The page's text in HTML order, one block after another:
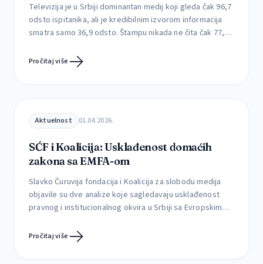
Televizija je u Srbiji dominantan medij koji gleda čak 96,7
odsto ispitanika, ali je kredibilnim izvorom informacija
smatra samo 36,9 odsto. Štampu nikada ne čita čak 77,4
odsto. Kojim medijima građani veruju, kako utiču na njih i
da li uspevaju da prepoznaju štetne sadržaje Mediji retko
Pročitaj više
Aktuelnost 01.04.2026.
SĆF i Koalicija: Usklađenost domaćih
zakona sa EMFA-om
Slavko Ćuruvija fondacija i Koalicija za slobodu medija
objavile su dve analize koje sagledavaju usklađenost
pravnog i institucionalnog okvira u Srbiji sa Evropskim
njegove implementacije u postojećim okolnostima.
Prema najavama iz ministarstva informisanja i
Pročitaj više